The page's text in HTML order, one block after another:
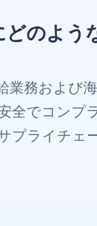
のよう
業務および
全でコンプ
プライチェ